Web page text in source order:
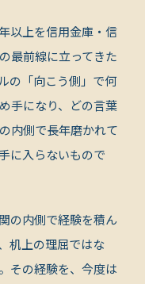
以上を信用金庫・信
最前線に立ってきた
の「向こう側」で何
手になり、どの言葉
内側で長年磨かれて
に入らないもので
の内側で経験を積ん
机上の理屈ではな
その経験を、今度は